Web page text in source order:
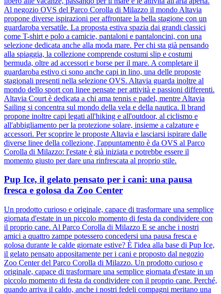
Al negozio OVS del Parco Corolla di Milazzo il mondo Altavia
propone diverse ispirazioni per affrontare la bella stagione con un
guardaroba versatile. La proposta estiva spazia dai grandi classici
come T-shirt e polo a camicie, pantaloni e pantaloncini, con una
selezione dedicata anche alla moda mare. Per chi sta già pensando
alla spiaggia, la collezione comprende costumi slip e costumi
bermuda, oltre ad accessori e borse per il mare. A completare il
guardaroba estivo ci sono anche capi in lino, una delle proposte
stagionali presenti nella selezione OVS. Altavia guarda inoltre al
mondo dello sport con linee pensate per attività e passioni differenti.
Altavia Court è dedicata a chi ama tennis e padel, mentre Altavia
Sailing si concentra sul mondo della vela e della nautica. Il brand
propone inoltre capi legati all'hiking e all'outdoor, al ciclismo e
all'abbigliamento per la protezione solare, insieme a calzature e
accessori. Per scoprire le proposte Altavia e lasciarsi ispirare dalle
diverse linee della collezione, l'appuntamento è da OVS al Parco
Corolla di Milazzo: l'estate è già iniziata e potrebbe essere il
momento giusto per dare una rinfrescata al proprio stile.
Pup Ice, il gelato pensato per i cani: una pausa
fresca e golosa da Zoo Center
Un prodotto curioso e originale, capace di trasformare una semplice
giornata d'estate in un piccolo momento di festa da condividere con
il proprio cane. Al Parco Corolla di Milazzo E se anche i nostri
amici a quattro zampe potessero concedersi una pausa fresca e
golosa durante le calde giornate estive? È l'idea alla base di Pup Ice,
il gelato pensato appositamente per i cani e proposto dal negozio
Zoo Center del Parco Corolla di Milazzo. Un prodotto curioso e
originale, capace di trasformare una semplice giornata d'estate in un
piccolo momento di festa da condividere con il proprio cane. Perché,
quando arriva il caldo, anche i nostri fedeli compagni meritano una